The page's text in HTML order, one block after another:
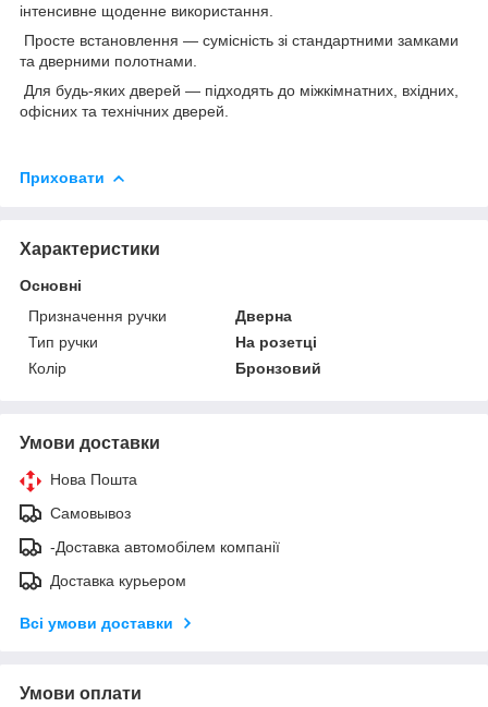
інтенсивне щоденне використання.
Просте встановлення — сумісність зі стандартними замками
та дверними полотнами.
Для будь-яких дверей — підходять до міжкімнатних, вхідних,
офісних та технічних дверей.
Приховати
Характеристики
Основні
Призначення ручки
Дверна
Тип ручки
На розетці
Колір
Бронзовий
Умови доставки
Нова Пошта
Самовывоз
-Доставка автомобілем компанії
Доставка курьером
Всі умови доставки
Умови оплати